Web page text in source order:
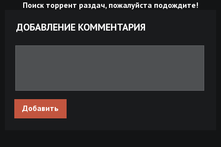
Поиск торрент раздач, пожалуйста подождите!
ДОБАВЛЕНИЕ КОММЕНТАРИЯ
Добавить